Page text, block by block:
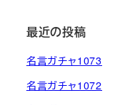
最近の投稿
名言ガチャ1073
名言ガチャ1072